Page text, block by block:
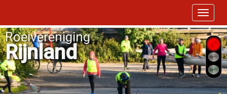
Toggle
Roeivereniging
Rijnland